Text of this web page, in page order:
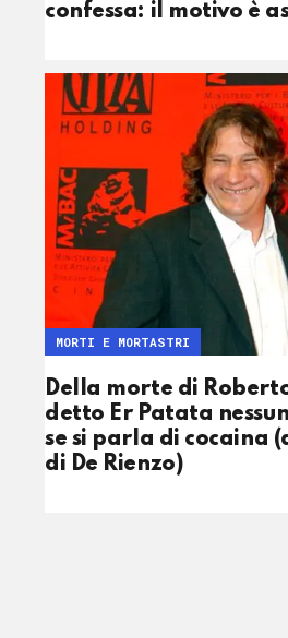
confessa: il motivo è
Della morte di
detto Er Patata
se si parla di cocaina
di De Rienzo)
MORTI E MORTASTRI